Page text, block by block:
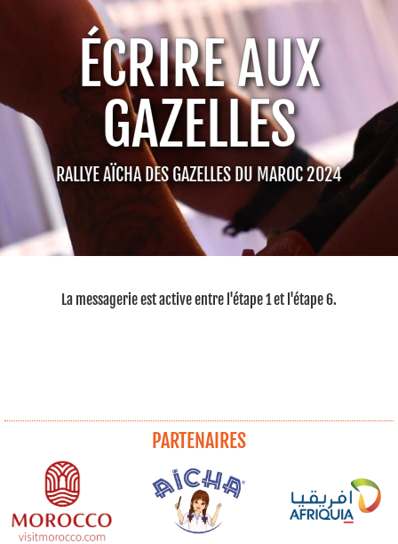
ÉCRIRE AUX
GAZELLES
RALLYE AÏCHA DES GAZELLES DU MAROC 2024
La messagerie est active entre l'étape 1 et l'étape 6.
PARTENAIRES